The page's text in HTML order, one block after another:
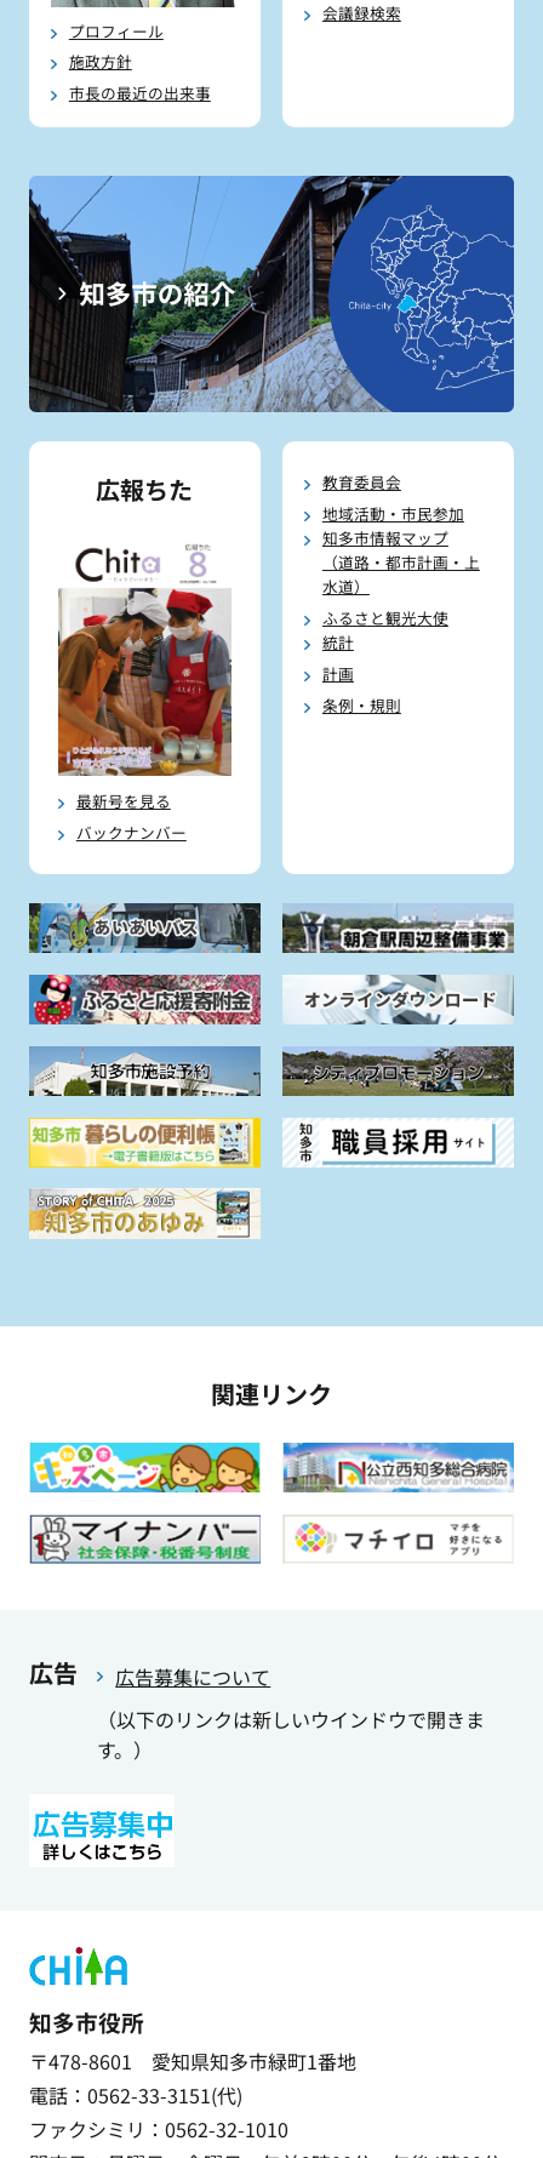
プロフィール
施政方針
市長の最近の出来事
会議録検索
広報ちた
最新号を見る
バックナンバー
教育委員会
地域活動・市民参加
知多市情報マップ
（道路・都市計画・上
水道）
ふるさと観光大使
統計
計画
条例・規則
関連リンク
広告
広告募集について
（以下のリンクは新しいウインドウで開きま
す。）
知多市役所
〒478-8601 愛知県知多市緑町1番地
電話：0562-33-3151(代)
ファクシミリ：0562-32-1010